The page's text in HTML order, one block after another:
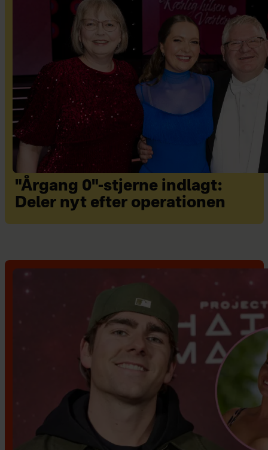
"Årgang 0"-stjerne indlagt:
Deler nyt efter operationen